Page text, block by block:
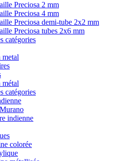
Preciosa 2 mm
Preciosa 4 mm
Preciosa demi-tube 2x2 mm
Preciosa tubes 2x6 mm
catégories
metal
métal
catégories
indienne
colorée